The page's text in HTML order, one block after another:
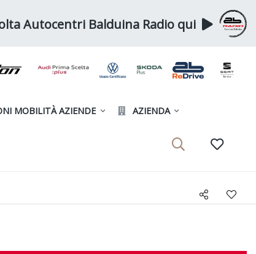
Autocentri Balduina Radio qui
MOBILITÀ AZIENDE AZIENDA